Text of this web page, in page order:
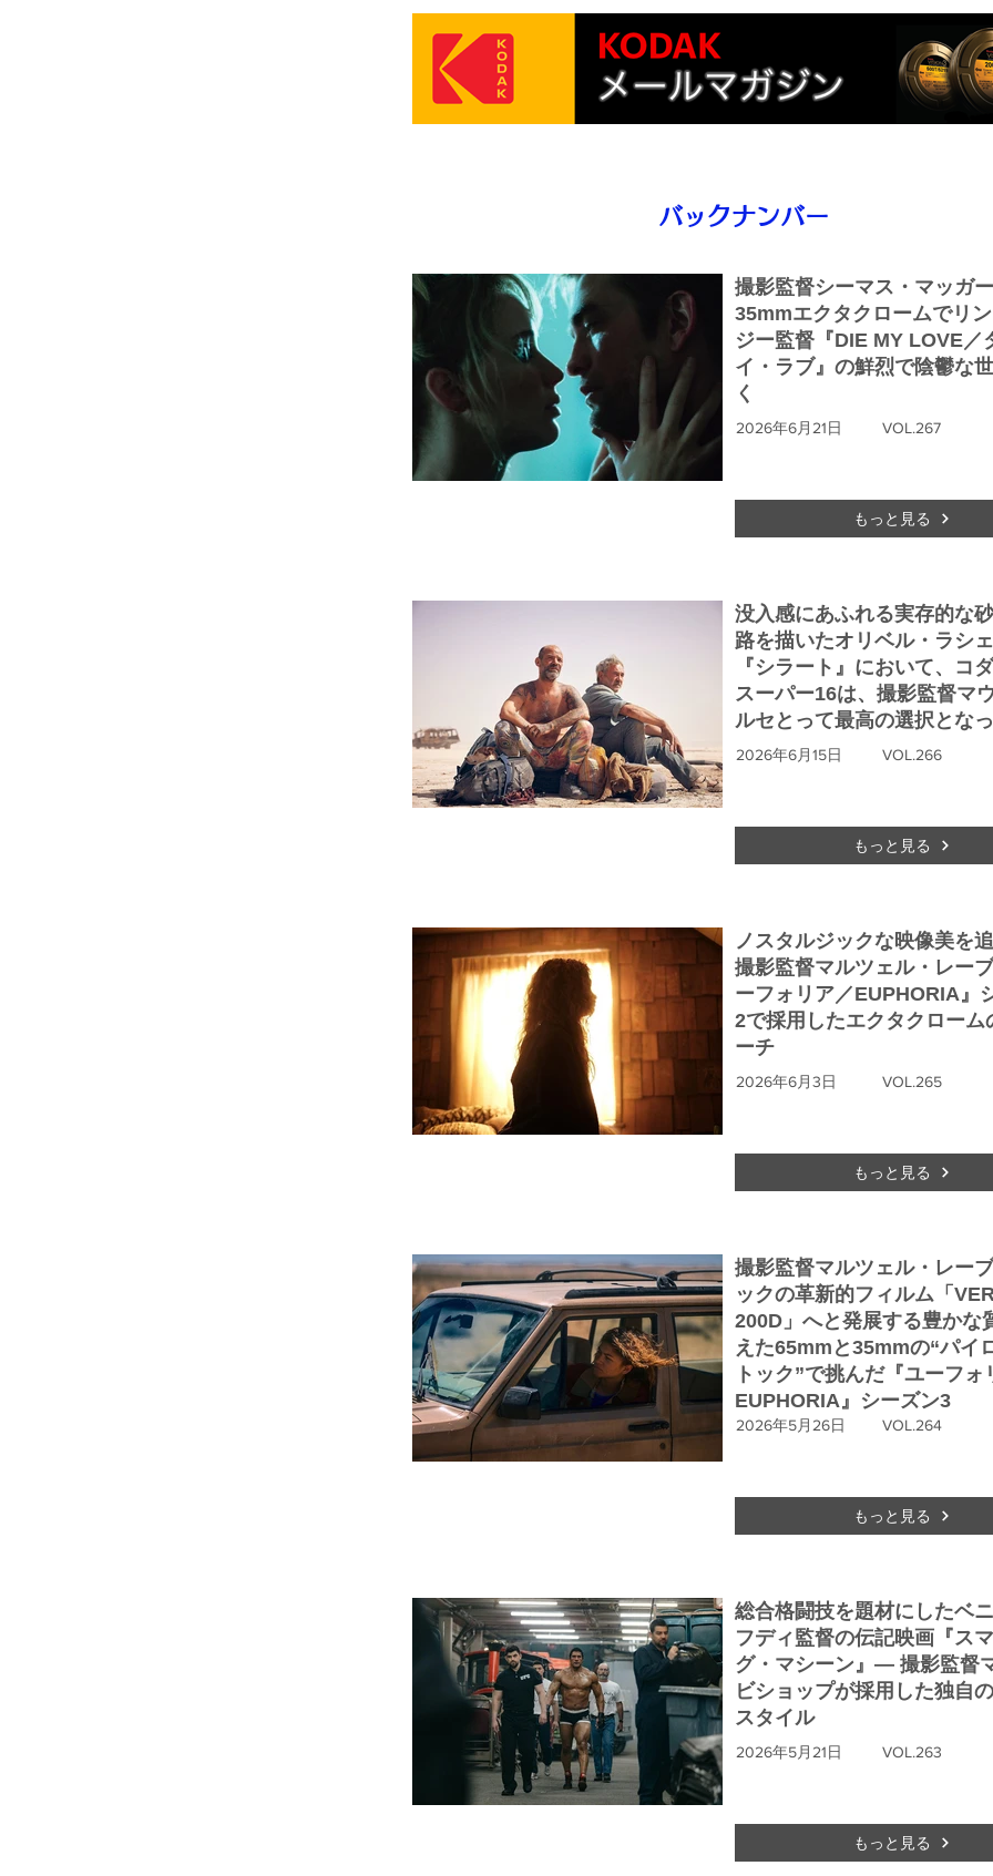
バックナンバー
撮影監督シーマス・マッガー
35mmエクタクロームでリ
ジー監督『DIE MY LOVE／
イ・ラブ』の鮮烈で陰鬱な
く
2026年6月21日 VOL.267
もっと見る
没入感にあふれる実存的な
路を描いたオリベル・ラシ
『シラート』において、コ
スーパー16は、撮影監督マ
ルセとって最高の選択とな
2026年6月15日 VOL.266
もっと見る
ノスタルジックな映像美を追
撮影監督マルツェル・レー
ーフォリア／EUPHORIA』
2で採用したエクタクローム
ーチ
2026年6月3日 VOL.265
もっと見る
撮影監督マルツェル・レー
ックの革新的フィルム「
200D」へと発展する豊かな
えた65mmと35mmの“パイ
トック”で挑んだ『ユーフォ
EUPHORIA』シーズン3
2026年5月26日 VOL.264
もっと見る
総合格闘技を題材にしたベ
フディ監督の伝記映画『ス
グ・マシーン』― 撮影監督
ビショップが採用した独自
スタイル
2026年5月21日 VOL.263
もっと見る